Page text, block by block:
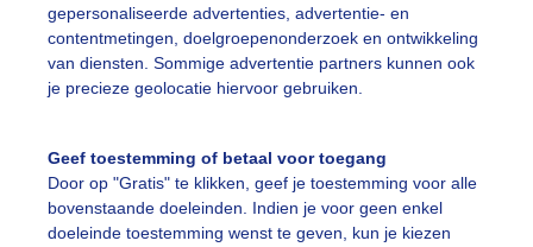
gepersonaliseerde advertenties, advertentie- en
contentmetingen, doelgroepenonderzoek en ontwikkeling
van diensten. Sommige advertentie partners kunnen ook
je precieze geolocatie hiervoor gebruiken.
Geef toestemming of betaal voor toegang
Door op "Gratis" te klikken, geef je toestemming voor alle
bovenstaande doeleinden. Indien je voor geen enkel
doeleinde toestemming wenst te geven, kun je kiezen
Mijn weer